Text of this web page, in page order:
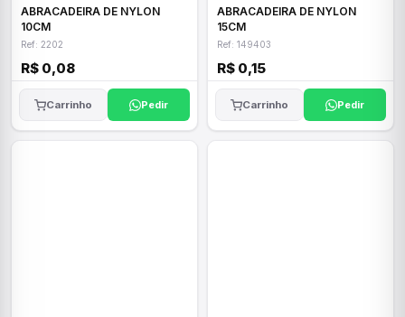
ABRACADEIRA DE NYLON
10CM
Ref: 2202
R$ 0,08
Carrinho Pedir
ABRACADEIRA DE NYLON
15CM
Ref: 149403
R$ 0,15
Carrinho Pedir